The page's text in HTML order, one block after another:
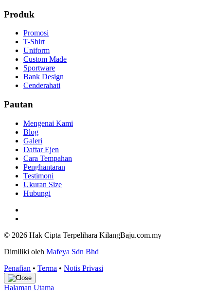
Produk
Promosi
T-Shirt
Uniform
Custom Made
Sportware
Bank Design
Cenderahati
Pautan
Mengenai Kami
Blog
Galeri
Daftar Ejen
Cara Tempahan
Penghantaran
Testimoni
Ukuran Size
Hubungi
© 2026 Hak Cipta Terpelihara KilangBaju.com.my
Dimiliki oleh Mafeya Sdn Bhd
Penafian • Terma • Notis Privasi
Halaman Utama